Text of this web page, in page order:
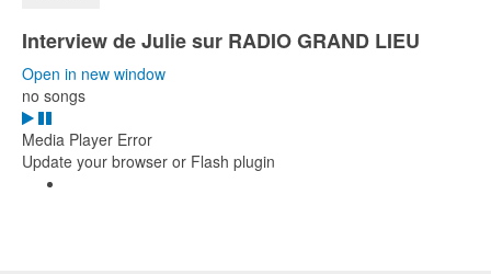
Interview de Julie sur RADIO GRAND LIEU
Open in new window
no songs
Media Player Error
Update your browser or Flash plugin